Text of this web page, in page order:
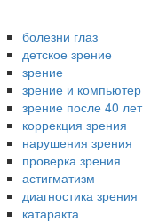
болезни глаз
детское зрение
зрение
зрение и компьютер
зрение после 40 лет
коррекция зрения
нарушения зрения
проверка зрения
астигматизм
диагностика зрения
катаракта